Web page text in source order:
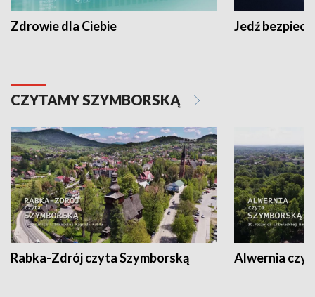
Zdrowie dla Ciebie Jedź
CZYTAMY SZYMBORSKĄ
Rabka-Zdrój czyta Szymborską Alwernia